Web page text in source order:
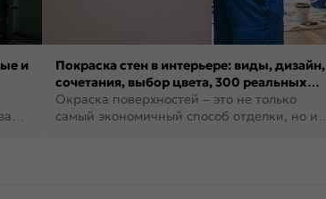
и
Покраска стен в интерьере: виды, дизайн,
сочетания, выбор цвета, 300 реальных
фото
Окраска поверхностей – это не только
самый экономичный способ отделки, но и